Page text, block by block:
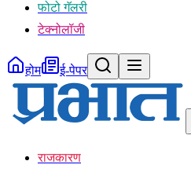
फोटो गॅलरी
टेक्नोलॉजी
होम ई-पेपर
राजकारण